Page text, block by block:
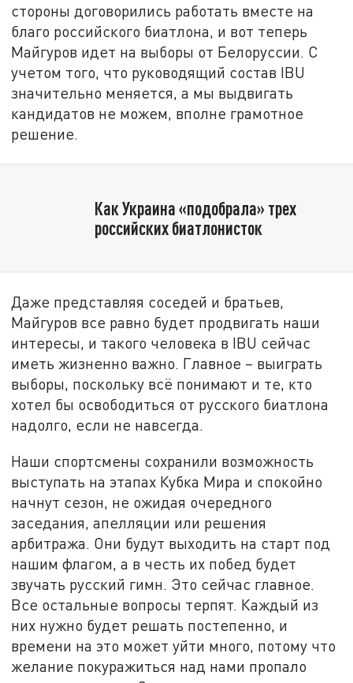
стороны договорились работать вместе на
благо российского биатлона, и вот теперь
Майгуров идет на выборы от Белоруссии. С
учетом того, что руководящий состав IВU
значительно меняется, а мы выдвигать
кандидатов не можем, вполне грамотное
решение.
Как Украина «подобрала» трех
российских биатлонисток
Даже представляя соседей и братьев,
Майгуров все равно будет продвигать наши
интересы, и такого человека в IBU сейчас
иметь жизненно важно. Главное – выиграть
выборы, поскольку всё понимают и те, кто
хотел бы освободиться от русского биатлона
надолго, если не навсегда.
Наши спортсмены сохранили возможность
выступать на этапах Кубка Мира и спокойно
начнут сезон, не ожидая очередного
заседания, апелляции или решения
арбитража. Они будут выходить на старт под
нашим флагом, а в честь их побед будет
звучать русский гимн. Это сейчас главное.
Все остальные вопросы терпят. Каждый из
них нужно будет решать постепенно, и
времени на это может уйти много, потому что
желание покуражиться над нами пропало